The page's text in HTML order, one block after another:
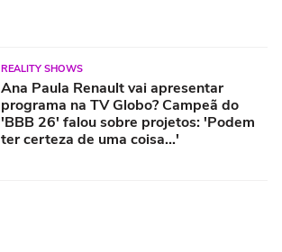
REALITY SHOWS
Ana Paula Renault vai apresentar
programa na TV Globo? Campeã do
'BBB 26' falou sobre projetos: 'Podem
ter certeza de uma coisa...'